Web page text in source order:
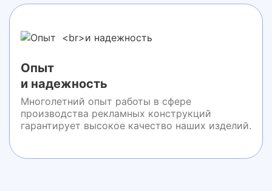
Опыт
и надежность
Многолетний опыт работы в сфере
производства рекламных конструкций
гарантирует высокое качество наших изделий.